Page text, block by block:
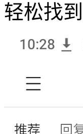
轻松找